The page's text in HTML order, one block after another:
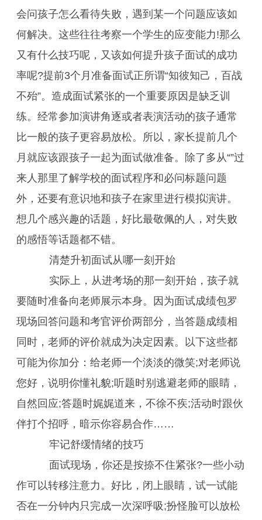
会问孩子怎么看待失败，遇到某一个问题应该如
何解决。这些往往考察一个学生的应变能力!那么
又有什么技巧呢，又该如何提升孩子面试的成功
率呢?提前3个月准备面试正所谓“知彼知己，百战
不殆”。造成面试紧张的一个重要原因是缺乏训
练。经常参加演讲角逐或者表演活动的孩子通常
比一般的孩子更容易放松。所以，家长提前几个
月就应该跟孩子一起为面试做准备。除了多从“”过
来人那里了解学校的面试程序和必问标题问题
外，还要有意识地和孩子在家里进行模拟演讲。
想几个感兴趣的话题，好比最敬佩的人，对失败
的感悟等话题都不错。
清楚升初面试从哪一刻开始
实际上，从进考场的那一刻开始，孩子就
要随时准备向老师展示本身。因为面试成绩包罗
现场回答问题和考官评价两部分，当答题成绩相
同时，老师的评价就成为决定因素。以下这些都
可能为你加分：给老师一个淡淡的微笑;对老师说
您好，说明你懂礼貌;听题时别逃避老师的眼睛，
自然回应;答题时娓娓道来，不徐不疾;活动时跟伙
伴打个招呼，暗示你容易合作……
牢记舒缓情绪的技巧
面试现场，你还是按捺不住紧张?一些小动
作可以转移注意力。好比，闭上眼睛，试一试能
否在一分钟内只完成一次深呼吸;扮怪脸可以放松